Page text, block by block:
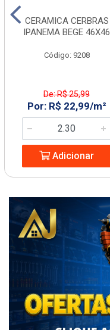
CERAMICA CERBRAS
IPANEMA BEGE 46X46
Código: 9208
De: R$ 25,99
Por: R$ 22,99/m²
Adicionar